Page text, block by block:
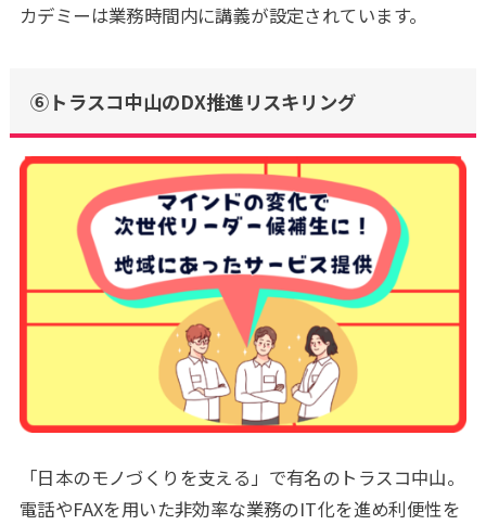
カデミーは業務時間内に講義が設定されています。
⑥トラスコ中山のDX推進リスキリング
「日本のモノづくりを支える」で有名のトラスコ中山。
電話やFAXを用いた非効率な業務のIT化を進め利便性を